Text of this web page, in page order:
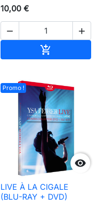
10,00 €
 

Promo !

LIVE À LA CIGALE
(BLU-RAY + DVD)